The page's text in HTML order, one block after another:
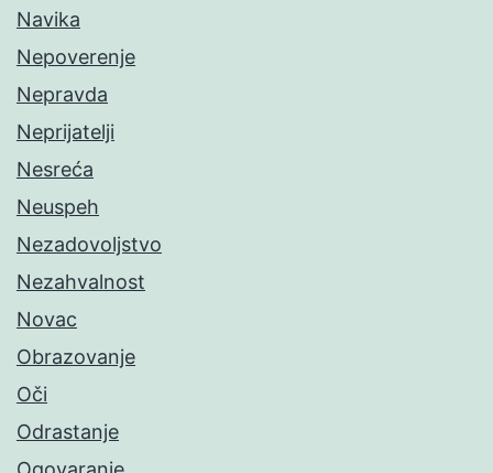
Navika
Nepoverenje
Nepravda
Neprijatelji
Nesreća
Neuspeh
Nezadovoljstvo
Nezahvalnost
Novac
Obrazovanje
Oči
Odrastanje